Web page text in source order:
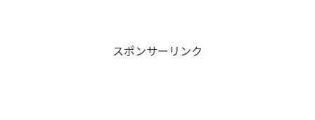
スポンサーリンク